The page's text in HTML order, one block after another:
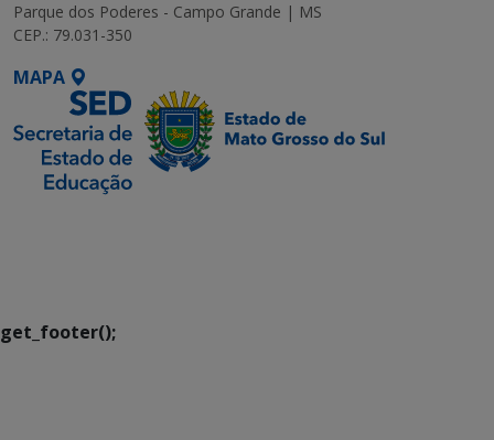
Parque dos Poderes - Campo Grande | MS
CEP.: 79.031-350
MAPA
get_footer();